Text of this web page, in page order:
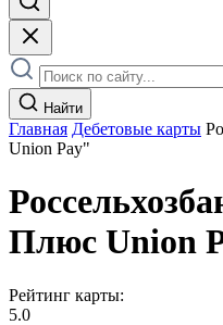
Найти
Главная Дебетовые карты
Union Pay"
Плюс Union
Рейтинг карты:
5.0